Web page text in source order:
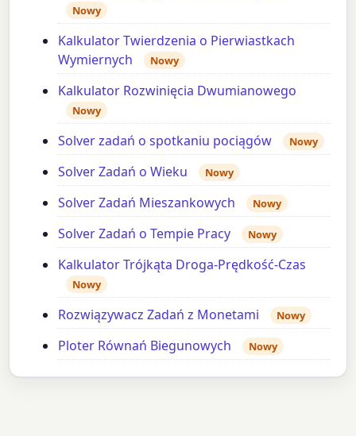
Nowy
Kalkulator Twierdzenia o Pierwiastkach
Wymiernych
Nowy
Kalkulator Rozwinięcia Dwumianowego
Nowy
Solver zadań o spotkaniu pociągów Nowy
Solver Zadań o Wieku Nowy
Solver Zadań Mieszankowych Nowy
Solver Zadań o Tempie Pracy Nowy
Kalkulator Trójkąta Droga-Prędkość-Czas
Nowy
Rozwiązywacz Zadań z Monetami Nowy
Ploter Równań Biegunowych Nowy